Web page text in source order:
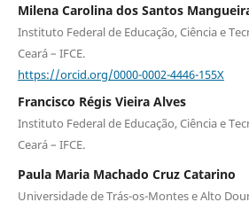
Milena Carolina dos Santos
Instituto Federal de Educação, Ciência e
Ceará – IFCE.
https://orcid.org/0000-0002-4446-155X
Francisco Régis Vieira Alves
Instituto Federal de Educação, Ciência e
Ceará – IFCE.
Paula Maria Machado Cruz Catarino
Universidade de Trás-os-Montes e Alto